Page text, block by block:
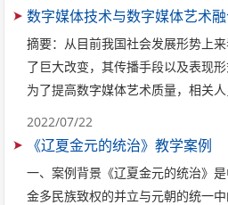
数字媒体技术与数字媒体艺术
摘要：从目前我国社会发展形势上
了巨大改变，其传播手段以及表现
为了提高数字媒体艺术质量，相关
2022/07/22
《辽夏金元的统治》教学案例
一、案例背景《辽夏金元的统治》
金多民族致权的并立与元朝的统一